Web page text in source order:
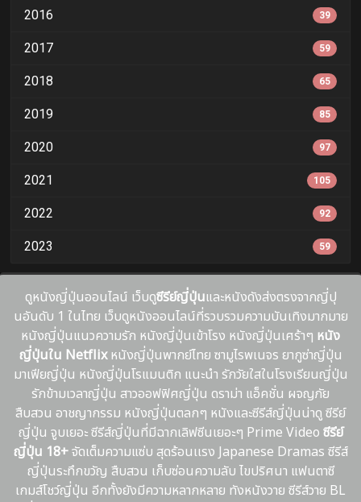
2016 39
2017 59
2018 65
2019 85
2020 97
2021 105
2022 92
2023 59
ดูหนังญี่ปุ่นออนไลน์ เว็บดูซีรีย์ญี่ปุ่นและหนังดังส่งตรงจากญี่ปุ
นอันดับ 1 ในไทย เว็บดูหนังออนไลน์ที่รวบรวมความบันเทิงมากมาย
หนังญี่ปุ่นแนวความรัก หนังญี่ปุ่นเข้าโรง หนังญี่ปุ่นเศร้าๆ หนัง
ญี่ปุ่นใน Netflixหนังญี่ปุ่นพากย์ไทย ซามูไรพเนจร ยากูซ่าญี่ปุ่น
มาเฟียญี่ปุ่น หนังญี่ปุ่นโรแมนติก แนะนํา รักวัยใสในโรงเรียนญี่ปุ่น
รักข้ามเวลาญี่ปุ่น สาวออฟฟิศญี่ปุ่น ดราม่า แอ็คชั่น ผจญภัย
สืบสวน อาชญากรรม หนังญี่ปุ่นตลกๆ หนังและซีรีส์ญี่ปุ่นน่าดู ซีรีย์
ญี่ปุ่น จูบเยอะ ซีรีส์ญี่ปุ่นที่มีฉากเลิฟซีนเยอะๆ Prime Video ซีรีย์
ญี่ปุ่น 18+จัดเต็มความแซ่บ สุดร้อนเเรง Japanese Dramas ซีรีส์
ญี่ปุ่นระทึกขวัญ สืบสวน เก็บซ่อนความลับ ไขปริศนา แฟนตาซี
เกมส์โชว์ญี่ปุ่น อีกทั้งยังมีความหลากหลาย ทังหนังวาย ซีรีส์วาย BL